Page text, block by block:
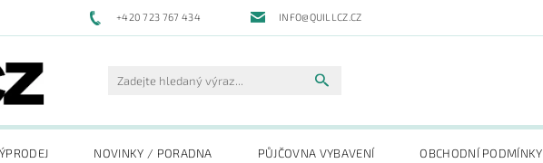
+420 723 767 434 INFO@QUILLCZ.CZ
NOVINKY / PORADNA PŮJČOVNA VYBAVENÍ OBCHODNÍ PODMÍNKY